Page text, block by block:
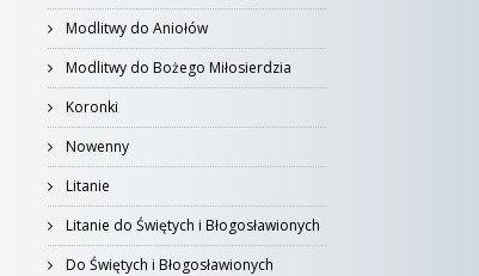
Modlitwy do Aniołów
Modlitwy do Bożego Miłosierdzia
Koronki
Nowenny
Litanie
Litanie do Świętych i Błogosławionych
Do Świętych i Błogosławionych